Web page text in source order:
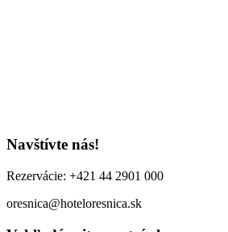
Navštívte nás!
Rezervácie: +421 44 2901 000
oresnica@hoteloresnica.sk